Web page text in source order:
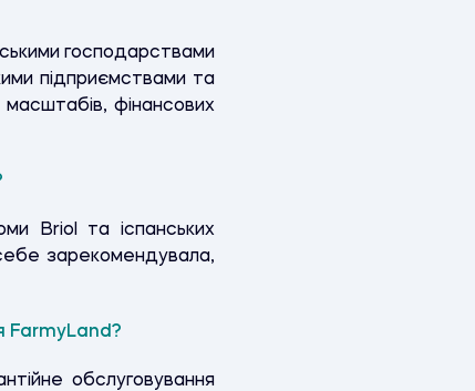
господарствами
підприємствами та
масштабів, фінансових
Briol та іспанських
зарекомендувала,
FarmyLand?
обслуговування